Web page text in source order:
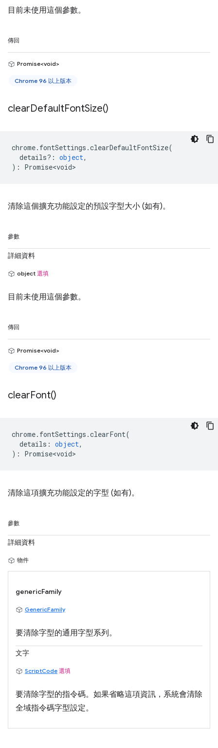
目前未使用這個參數。
傳回
Promise<void>
Chrome 96 以上版本
clearDefaultFontSize()
chrome. fontSettings .clearDefaultFontSize(
details? : object,
) : Promise<void>
清除這個擴充功能設定的預設字型大小 (如有)。
參數
詳細資料
object 選填
目前未使用這個參數。
傳回
Promise<void>
Chrome 96 以上版本
clearFont()
chrome. fontSettings .clearFont(
details : object,
) : Promise<void>
清除這項擴充功能設定的字型 (如有)。
參數
詳細資料
物件
genericFamily
GenericFamily
要清除字型的通用字型系列。
文字
ScriptCode 選填
要清除字型的指令碼。如果省略這項資訊，系統會清除
全域指令碼字型設定。